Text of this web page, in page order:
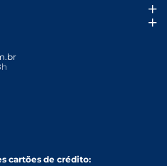
cartões de crédito: